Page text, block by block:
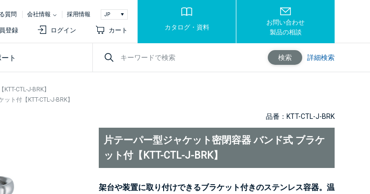
質問 会社情報 採用情報
登録 ログイン カート カタログ・資料
お問い合わせ
製品の相談
ト 検索 詳細検索
CTL-J-BRK】
ト付【KTT-CTL-J-BRK】
品番：KTT-CTL-J-BRK
片テーパー型ジャケット密閉容器 バンド式 ブラケ
ット付【KTT-CTL-J-BRK】
架台や装置に取り付けできるブラケット付きのステンレス容器。温